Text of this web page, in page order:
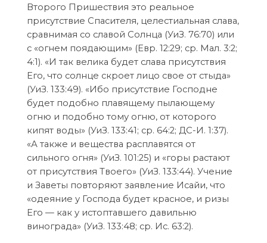
Второго Пришествия это реальное
присутствие Спасителя, целестиальная слава,
сравнимая со славой Солнца (УиЗ. 76:70) или
с «огнем поядающим» (Евр. 12:29; ср. Мал. 3:2;
4:1). «И так велика будет слава присутствия
Его, что солнце скроет лицо свое от стыда»
(УиЗ. 133:49). «Ибо присутствие Господне
будет подобно плавящему пылающему
огню и подобно тому огню, от которого
кипят воды» (УиЗ. 133:41; ср. 64:2; ДС-И. 1:37).
«А также и вещества расплавятся от
сильного огня» (УиЗ. 101:25) и «горы растают
от присутствия Твоего» (УиЗ. 133:44). Учение
и Заветы повторяют заявление Исайи, что
«одеяние у Господа будет красное, и ризы
Его — как у истоптавшего давильню
винограда» (УиЗ. 133:48; ср. Ис. 63:2).